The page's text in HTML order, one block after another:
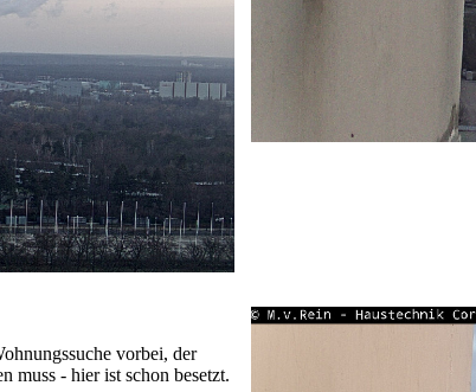
vorbei, der
muss - hier ist schon besetzt.